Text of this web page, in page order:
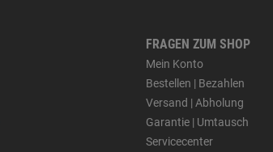
FRAGEN ZUM SHOP
Mein Konto
Bestellen | Bezahlen
Versand | Abholung
Garantie | Umtausch
Servicecenter